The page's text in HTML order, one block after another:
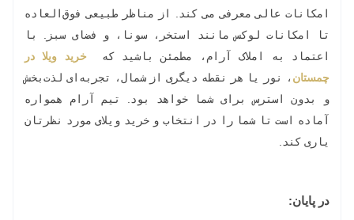
امکانات عالی معرفی می کند. از مناظر طبیعی فوق‌العاده
تا امکانات لوکس مانند استخر، سونا، و فضای سبز. با
اعتماد به املاک آرام، مطمئن باشید که
خرید ویلا در
چمستان ، نور یا هر نقطه دیگری از شمال، تجربه‌ای لذت‌بخش
و بدون استرس برای شما خواهد بود. تیم آرام همواره
آماده است تا شما را در انتخاب و خرید ویلای مورد نظرتان
یاری کند.
در پایان: